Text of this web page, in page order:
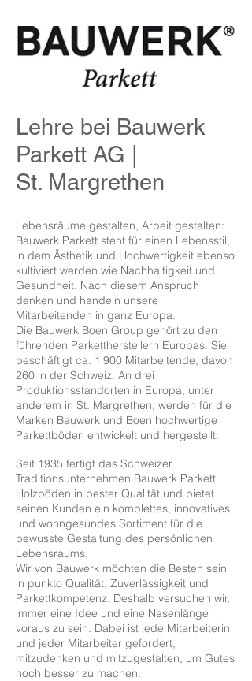
Lehre bei Bauwerk
Parkett AG |
St. Margrethen
Lebensräume gestalten, Arbeit gestalten:
Bauwerk Parkett steht für einen Lebensstil,
in dem Ästhetik und Hochwertigkeit ebenso
kultiviert werden wie Nachhaltigkeit und
Gesundheit. Nach diesem Anspruch
denken und handeln unsere
Mitarbeitenden in ganz Europa.
Die Bauwerk Boen Group gehört zu den
führenden Parkettherstellern Europas. Sie
beschäftigt ca. 1‘900 Mitarbeitende, davon
260 in der Schweiz. An drei
Produktionsstandorten in Europa, unter
anderem in St. Margrethen, werden für die
Marken Bauwerk und Boen hochwertige
Parkettböden entwickelt und hergestellt.
Seit 1935 fertigt das Schweizer
Traditionsunternehmen Bauwerk Parkett
Holzböden in bester Qualität und bietet
seinen Kunden ein komplettes, innovatives
und wohngesundes Sortiment für die
bewusste Gestaltung des persönlichen
Lebensraums.
Wir von Bauwerk möchten die Besten sein
in punkto Qualität, Zuverlässigkeit und
Parkettkompetenz. Deshalb versuchen wir,
immer eine Idee und eine Nasenlänge
voraus zu sein. Dabei ist jede Mitarbeiterin
und jeder Mitarbeiter gefordert,
mitzudenken und mitzugestalten, um Gutes
noch besser zu machen.